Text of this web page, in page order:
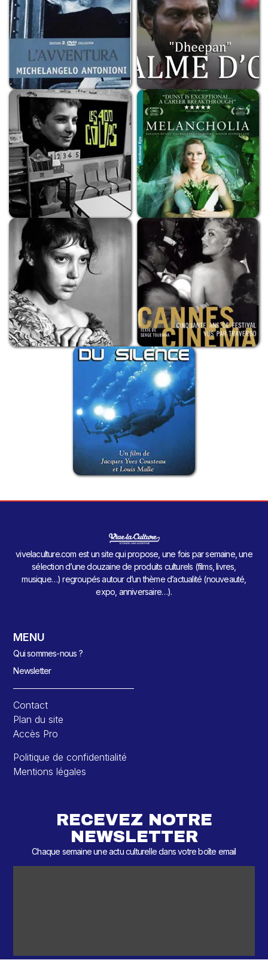
vivelaculture.com est un site qui propose, une fois par semaine, une
sélection d’une douzaine de produits culturels (films, livres,
musique…) regroupés autour d’un thème d’actualité (nouveauté,
expo, anniversaire…).
MENU
Qui sommes-nous ?
Newsletter
Contact
Plan du site
Accès Pro
Politique de confidentialité
Mentions légales
RECEVEZ NOTRE
NEWSLETTER
Chaque semaine une actu culturelle dans votre boîte email